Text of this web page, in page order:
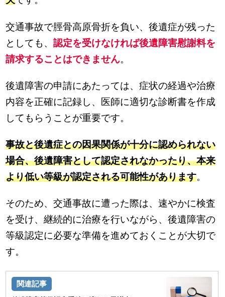
交通事故で脛骨高原骨折を負い、後遺症が残った
としても、認定を受けなければ後遺障害慰謝料を
請求することはできません。
後遺障害の申請にあたっては、症状の経過や治療
内容を正確に記録し、医師に適切な診断書を作成
してもらうことが重要です。
事故と後遺症との因果関係が十分に認められない
場合、後遺障害として認定されなかったり、本来
より低い等級が認定される可能性があります。
そのため、交通事故に遭った際は、速やかに検査
を受け、継続的に治療を行いながら、後遺障害の
等級認定に必要な準備を進めておくことが大切で
す。